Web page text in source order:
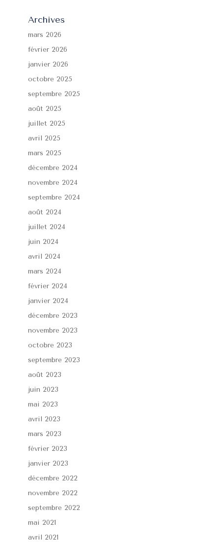
Archives
mars 2026
février 2026
janvier 2026
octobre 2025
septembre 2025
août 2025
juillet 2025
avril 2025
mars 2025
décembre 2024
novembre 2024
septembre 2024
août 2024
juillet 2024
juin 2024
avril 2024
mars 2024
février 2024
janvier 2024
décembre 2023
novembre 2023
octobre 2023
septembre 2023
août 2023
juin 2023
mai 2023
avril 2023
mars 2023
février 2023
janvier 2023
décembre 2022
novembre 2022
septembre 2022
mai 2021
avril 2021